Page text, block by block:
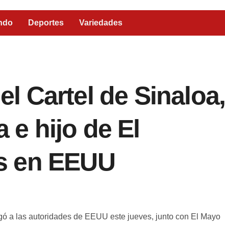
Deportes Variedades
Cartel de Sinaloa,
e hijo de El
en EEUU